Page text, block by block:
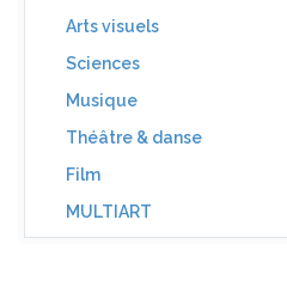
Arts visuels
Sciences
Musique
Théâtre & danse
Film
MULTIART